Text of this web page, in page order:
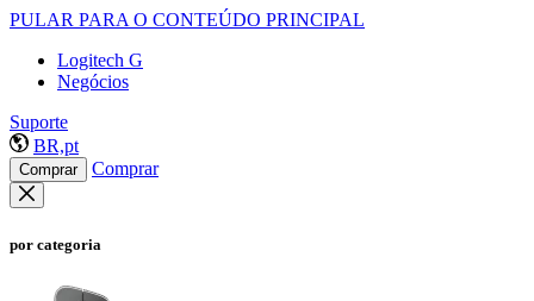
PULAR PARA O CONTEÚDO PRINCIPAL
Logitech G
Negócios
Suporte
BR,pt
Comprar Comprar
por categoria